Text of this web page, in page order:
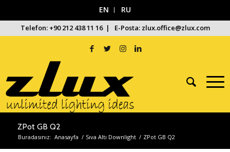
EN RU
Telefon: +90 212 438 11 16 | E-Posta: zlux.office@zlux.com
ZPot GB Q2
Buradasınız: Anasayfa / Sıva Altı Downlight / ZPot GB Q2